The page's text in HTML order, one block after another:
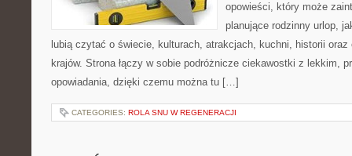
opowieści, który może
planujące rodzinny urlop,
lubią czytać o świecie, kulturach, atrakcjach, kuchni, historii
krajów. Strona łączy w sobie podróżnicze ciekawostki z lekkim,
opowiadania, dzięki czemu można tu […]
CATEGORIES: ROLA SNU W REGENERACJI